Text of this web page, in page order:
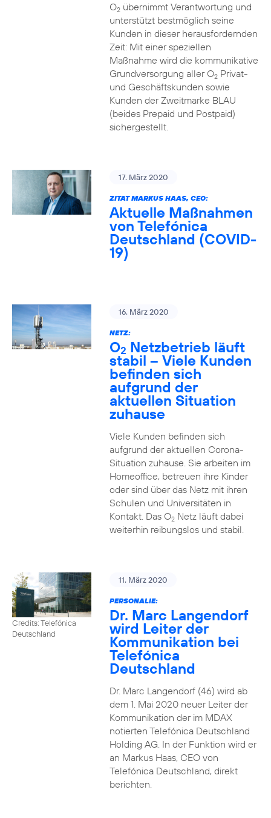
O2übernimmt Verantwortung und
unterstützt bestmöglich seine
Kunden in dieser herausfordernden
Zeit: Mit einer speziellen
Maßnahme wird die kommunikative
Grundversorgung aller O2Privat-
und Geschäftskunden sowie
Kunden der Zweitmarke BLAU
(beides Prepaid und Postpaid)
sichergestellt.
17. März 2020
ZITAT MARKUS HAAS, CEO:
Aktuelle Maßnahmen
von Telefónica
Deutschland (COVID-
19)
16. März 2020
NETZ:
O2 Netzbetrieb läuft
stabil – Viele Kunden
befinden sich
aufgrund der
aktuellen Situation
zuhause
Viele Kunden befinden sich
aufgrund der aktuellen Corona-
Situation zuhause. Sie arbeiten im
Homeoffice, betreuen ihre Kinder
oder sind über das Netz mit ihren
Schulen und Universitäten in
Kontakt. Das O2Netz läuft dabei
weiterhin reibungslos und stabil.
Credits: Telefónica
Deutschland
11. März 2020
PERSONALIE:
Dr. Marc Langendorf
wird Leiter der
Kommunikation bei
Telefónica
Deutschland
Dr. Marc Langendorf (46) wird ab
dem 1. Mai 2020 neuer Leiter der
Kommunikation der im MDAX
notierten Telefónica Deutschland
Holding AG. In der Funktion wird er
an Markus Haas, CEO von
Telefónica Deutschland, direkt
berichten.